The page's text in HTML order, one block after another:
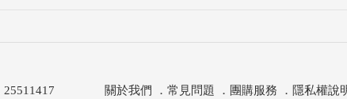
關於我們 ． 常見問題 ． 團購服務 ． 隱私權說